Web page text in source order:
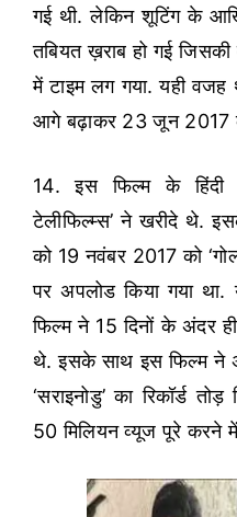
गई थी. लेकिन शूटिंग के
तबियत ख़राब हो गई
में टाइम लग गया. यही वजह
आगे बढ़ाकर 23 जून 2017
14. इस फिल्म के हिंदी
टेलीफिल्म्स’ ने खरीदे थे.
को 19 नवंबर 2017 को
पर अपलोड किया गया
फिल्म ने 15 दिनों के अंदर
थे. इसके साथ इस फिल्म ने
‘सराइनोडु’ का रिकॉर्ड
50 मिलियन व्यूज पूरे करने